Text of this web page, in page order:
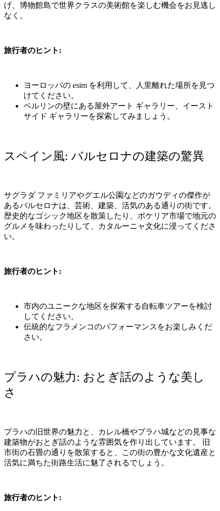
げ、博物館島で世界クラスの美術館を楽しむ機会をお見逃し
なく。
旅行者のヒント :
ヨーロッパの esim を利用して、人里離れた場所を見つ
けてください。
ベルリンの壁にある屋外アート ギャラリー、イースト
サイド ギャラリーを探索してみましょう。
スペイン風: バルセロナの建築の驚異
サグラダ ファミリアやグエル公園などのガウディの傑作が
あるバルセロナは、芸術、建築、活気のある通りの街です。
歴史的なゴシック地区を散策したり、ボケリア市場で地元の
グルメを味わったりして、カタルーニャ文化に浸ってくださ
い。
旅行者のヒント :
市内のユニークな地区を探索する自転車ツアーを検討
してください。
伝統的なフラメンコのパフォーマンスをお楽しみくだ
さい。
プラハの魅力: おとぎ話のような美し
さ
プラハの旧世界の魅力と、カレル橋やプラハ城などの見事な
建築物がおとぎ話のような雰囲気を作り出しています。
旧
市街の石畳の通りを散策すると、この街の豊かな文化遺産と
活気に満ちた街路生活に魅了されるでしょう。
旅行者のヒント :